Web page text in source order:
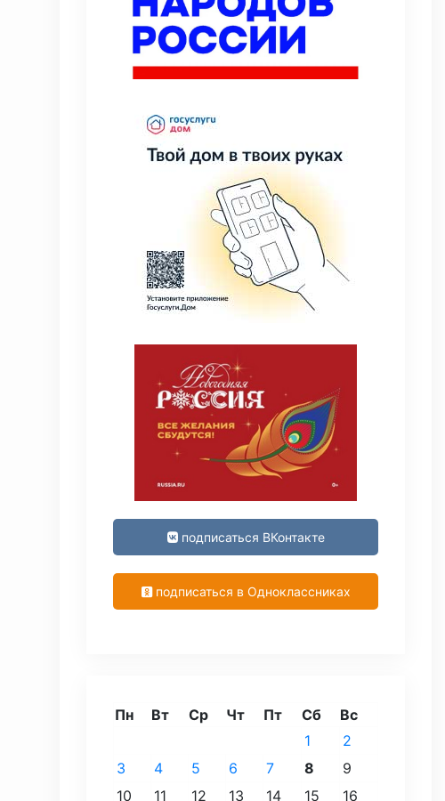
подписаться ВКонтакте
подписаться в Одноклассниках
Пн Вт Ср Чт Пт Сб
Вс
1
2
3
4 5 6 7 8
9
10
11 12 13 14 15 16